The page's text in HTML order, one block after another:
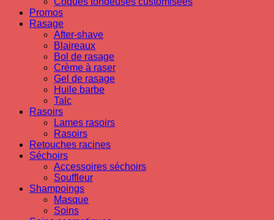
Promos
Rasage
After-shave
Blaireaux
Bol de rasage
Crème à raser
Gel de rasage
Huile barbe
Talc
Rasoirs
Lames rasoirs
Rasoirs
Retouches racines
Séchoirs
Accessoires séchoirs
Souffleur
Shampoings
Masque
Soins